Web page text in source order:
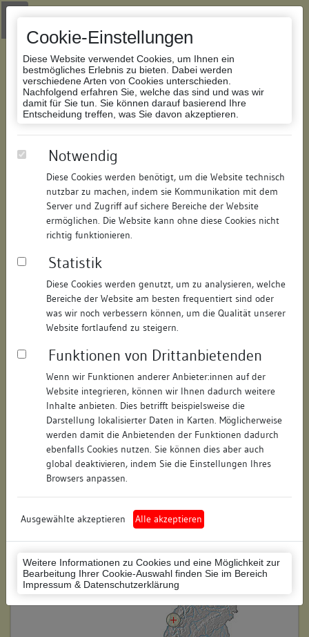
Cookie-Einstellungen
Diese Website verwendet Cookies, um Ihnen ein
bestmögliches Erlebnis zu bieten. Dabei werden
verschiedene Arten von Cookies unterschieden.
Nachfolgend erfahren Sie, welche das sind und was wir
damit für Sie tun. Sie können darauf basierend Ihre
Entscheidung treffen, was Sie davon akzeptieren.
Notwendig
Diese Cookies werden benötigt, um die Website technisch
nutzbar zu machen, indem sie Kommunikation mit dem
Server und Zugriff auf sichere Bereiche der Website
ermöglichen. Die Website kann ohne diese Cookies nicht
richtig funktionieren.
Statistik
Diese Cookies werden genutzt, um zu analysieren, welche
Bereiche der Website am besten frequentiert sind oder
was wir noch verbessern können, um die Qualität unserer
Website fortlaufend zu steigern.
Funktionen von Drittanbietenden
Wenn wir Funktionen anderer Anbieter:innen auf der
Website integrieren, können wir Ihnen dadurch weitere
Inhalte anbieten. Dies betrifft beispielsweise die
Darstellung lokalisierter Daten in Karten. Möglicherweise
werden damit die Anbietenden der Funktionen dadurch
ebenfalls Cookies nutzen. Sie können dies aber auch
global deaktivieren, indem Sie die Einstellungen Ihres
Browsers anpassen.
Ausgewählte akzeptieren Alle akzeptieren
Weitere Informationen zu Cookies und eine Möglichkeit zur
Bearbeitung Ihrer Cookie-Auswahl finden Sie im Bereich
Impressum & Datenschutzerklärung
Zur Navigation springen
Zum Inhalt der Website springen
Datenbank Bauforschung/Restaurierung
167927454215/Datum:13.03.2017
Datenbestand:
Bauforschung und Restaurierung
Als PDF herunterladen:
Objektdaten
Straße: Kornstraße
Hausnummer: 3
Postleitzahl: 77852
Stadt-Teilort: Offenburg
Regierungsbezirk: Freiburg
Ortenaukreis (Landkreis)
Wohnplatzschlüssel: 8317096015
Flurstücknummer: keine
Historischer Straßenname: keiner
Lage des Wohnplatzes: